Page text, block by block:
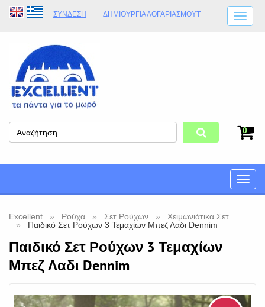
ΣΎΝΔΕΣΗ ΔΗΜΙΟΥΡΓΊΑ ΛΟΓΑΡΙΑΣΜΟΎT
ΩΡΆΡΙΟ ΚΑΤΑΣΤΉΜΑΤΟΣ
ΦΥΣΙΚΌ ΚΑΤΆΣΤΗΜΑ
0
Toggle
Excellent Ρούχα Σετ Ρούχων
Χειμωνιάτικα Σετ
Παιδικό Σετ Ρούχων 3 Τεμαχίων Μπεζ Λαδι Dennim
Παιδικό Σετ Ρούχων 3 Τεμαχίων
Μπεζ Λαδι Dennim